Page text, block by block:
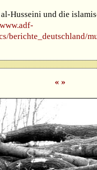
Husseini und die
berichte_deutschland/
« »